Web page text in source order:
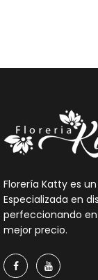
Florería Katty es
Especializada en
perfeccionando
mejor precio.